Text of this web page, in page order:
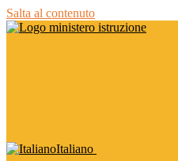
Salta al contenuto
Italiano